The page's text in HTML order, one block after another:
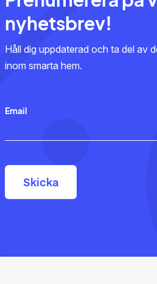
nyhetsbrev!
Håll dig uppdaterad och ta del av
inom smarta hem.
Email